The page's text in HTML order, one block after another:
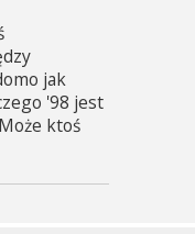
jak
'98 jest
ktoś